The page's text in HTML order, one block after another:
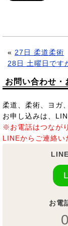
« 27日 柔道柔術
28日 土曜日です
お問い合わせ・
柔道、柔術、ヨガ
お申し込みは、
※お電話はつなが
LINEからご連絡い
お電